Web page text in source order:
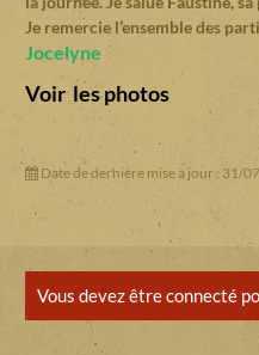
Je remercie l’ensemble des
Jocelyne
Voir les photos
Date de dernière mise à jour : 31/
Vous devez être connecté